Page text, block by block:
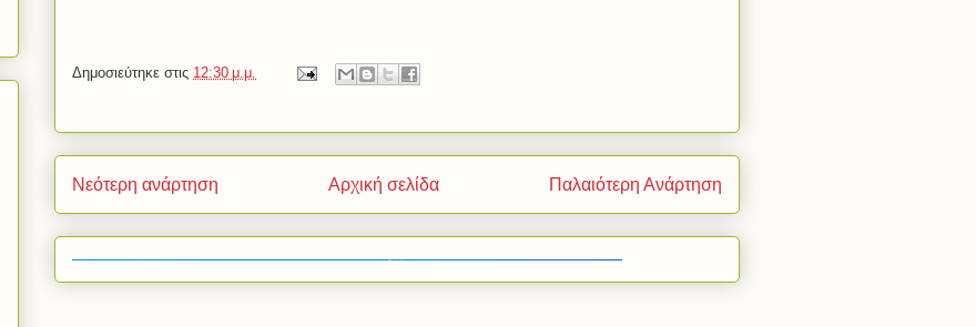
Δημοσιεύτηκε στις 12:30 μ.μ.
Νεότερη ανάρτηση Παλαιότερη Ανάρτηση
Αρχική σελίδα